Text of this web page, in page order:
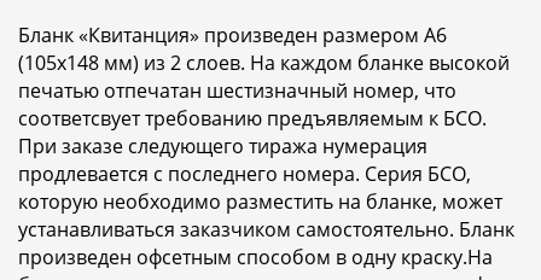
Бланк «Квитанция» произведен размером A6
(105x148 мм) из 2 слоев. На каждом бланке высокой
печатью отпечатан шестизначный номер, что
соответсвует требованию предъявляемым к БСО.
При заказе следующего тиража нумерация
продлевается с последнего номера. Серия БСО,
которую необходимо разместить на бланке, может
устанавливаться заказчиком самостоятельно. Бланк
произведен офсетным способом в одну краску.На